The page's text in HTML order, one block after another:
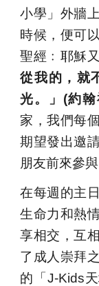
小學」外牆
時候，便可
聖經﹕耶穌
從我的，就
光。」(約
家，我們每
期望發出邀
朋友前來參
在每週的主
生命力和熱
享相交，互
了成人崇拜
的「J-Kids